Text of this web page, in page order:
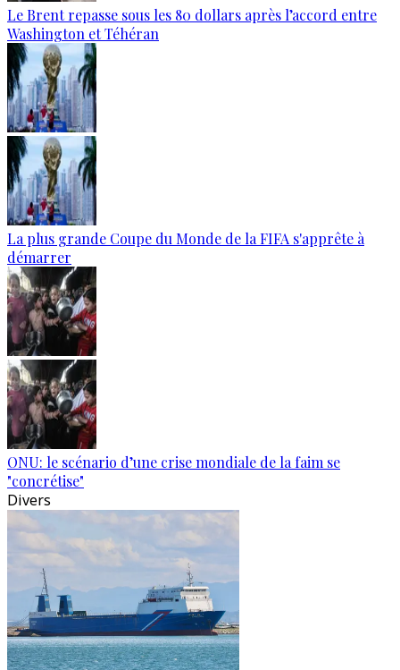
Le Brent repasse sous les 80 dollars après l’accord entre
Washington et Téhéran
La plus grande Coupe du Monde de la FIFA s'apprête à
démarrer
ONU: le scénario d’une crise mondiale de la faim se
"concrétise"
Divers